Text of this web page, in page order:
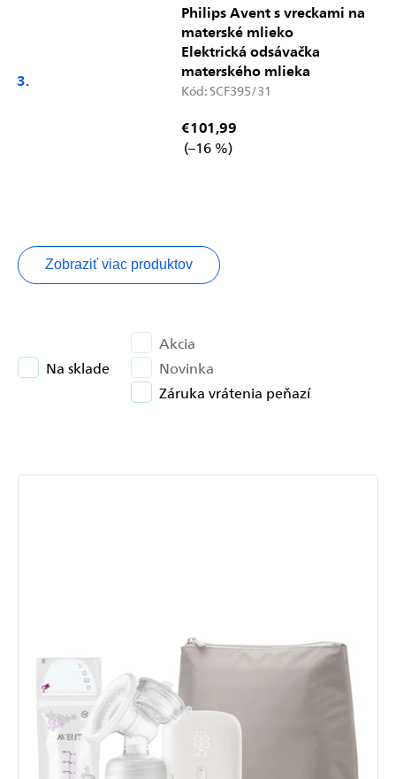
Philips Avent s vreckami na
materské mlieko
Elektrická odsávačka
materského mlieka
Kód:SCF395/31
(–16 %)
€101,99
Zobraziť viac produktov
Na sklade
Akcia
Novinka
Záruka vrátenia peňazí